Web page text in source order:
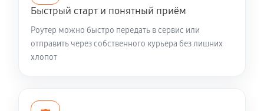
Быстрый старт и понятный приём
Роутер можно быстро передать в сервис или
отправить через собственного курьера без лишних
хлопот